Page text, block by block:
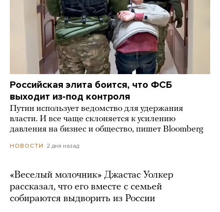
Российская элита боится, что ФСБ
выходит из-под контроля
Путин использует ведомство для удержания
власти. И все чаще склоняется к усилению
давления на бизнес и общество, пишет Bloomberg
НОВОСТИ 2 дня назад
«Веселый молочник» Джастас Уолкер
рассказал, что его вместе с семьей
собираются выдворить из России